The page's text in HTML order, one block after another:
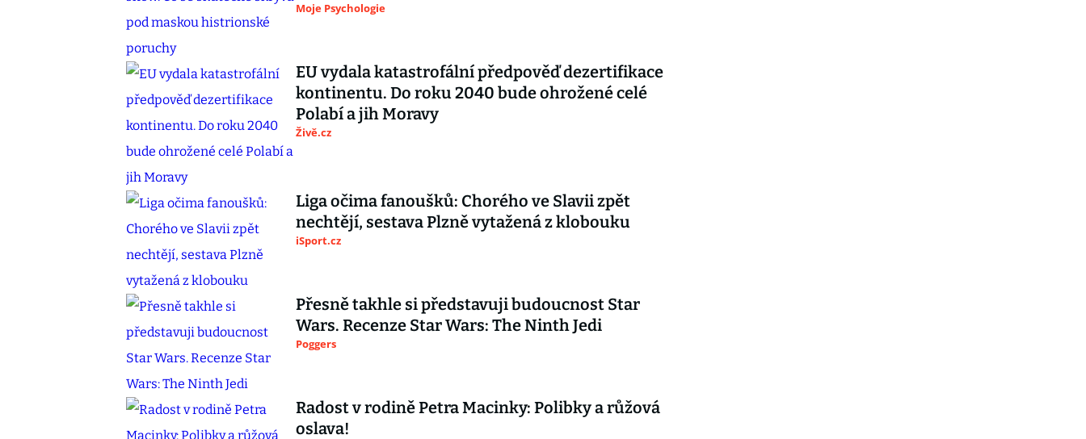
Moje Psychologie
EU vydala katastrofální předpověď dezertifikace
kontinentu. Do roku 2040 bude ohrožené celé
Polabí a jih Moravy
Živě.cz
Liga očima fanoušků: Chorého ve Slavii zpět
nechtějí, sestava Plzně vytažená z klobouku
iSport.cz
Přesně takhle si představuji budoucnost Star
Wars. Recenze Star Wars: The Ninth Jedi
Poggers
Radost v rodině Petra Macinky: Polibky a růžová
oslava!